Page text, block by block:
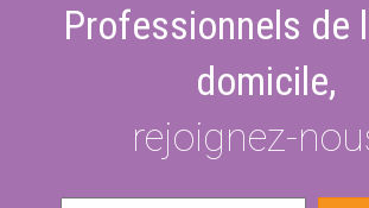
Professionnels de
domicile,
rejoignez-